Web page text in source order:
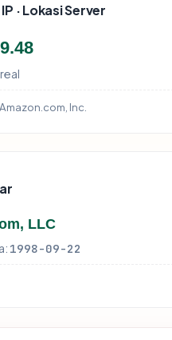
· Lokasi Server
Amazon.com, Inc.
LLC
1998-09-22